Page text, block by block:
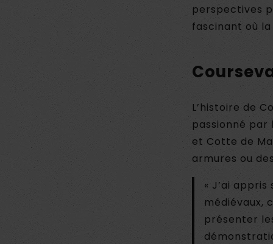
perspectives
fascinant où
L’histoire de
passionné
et Cotte de
armures ou
« J’ai
médiévaux,
présenter